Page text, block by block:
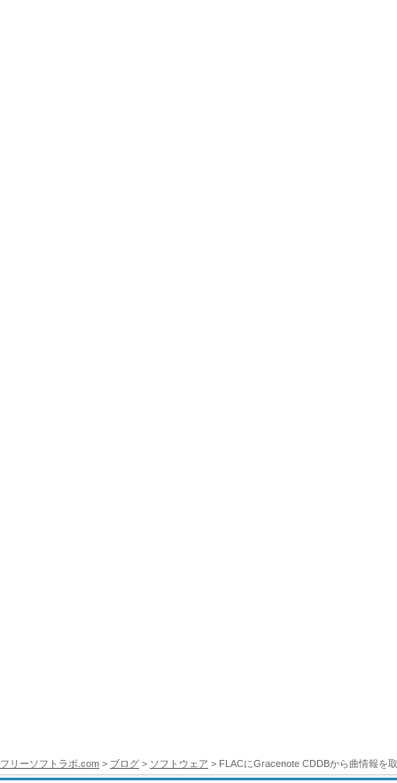
フリーソフトラボ.com > ブログ > ソフトウェア > FLACにGracenote CDDBから曲情報を